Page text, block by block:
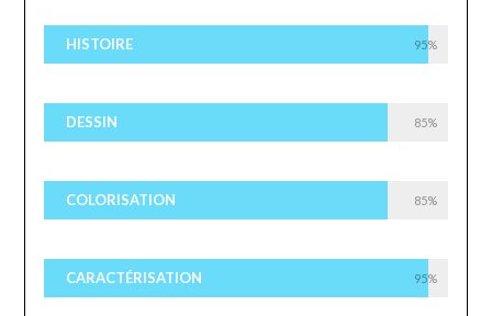
HISTOIRE 95%
DESSIN 85%
COLORISATION 85%
CARACTÉRISATION 95%